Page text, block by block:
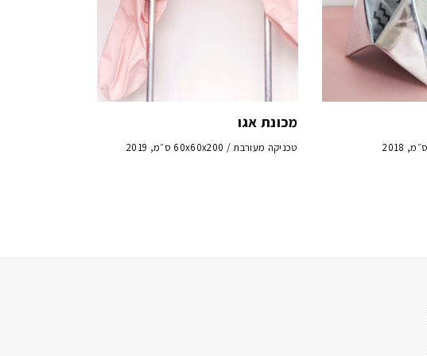
מכונת אגו
טכניקה מעורבת / 60x60x200 ס״מ, 2019